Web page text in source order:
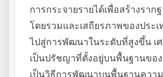
การกระจายรายได้เพื่อสร้างราก
โดยรวมและเสถียรภาพของประ
ไปสู่การพัฒนาในระดับที่สูงขึ้น เ
เป็นปรัชญาที่ตั้งอยู่บนพื้นฐานขอ
เป็นวิธีการพัฒนาบนพื้นฐานควา